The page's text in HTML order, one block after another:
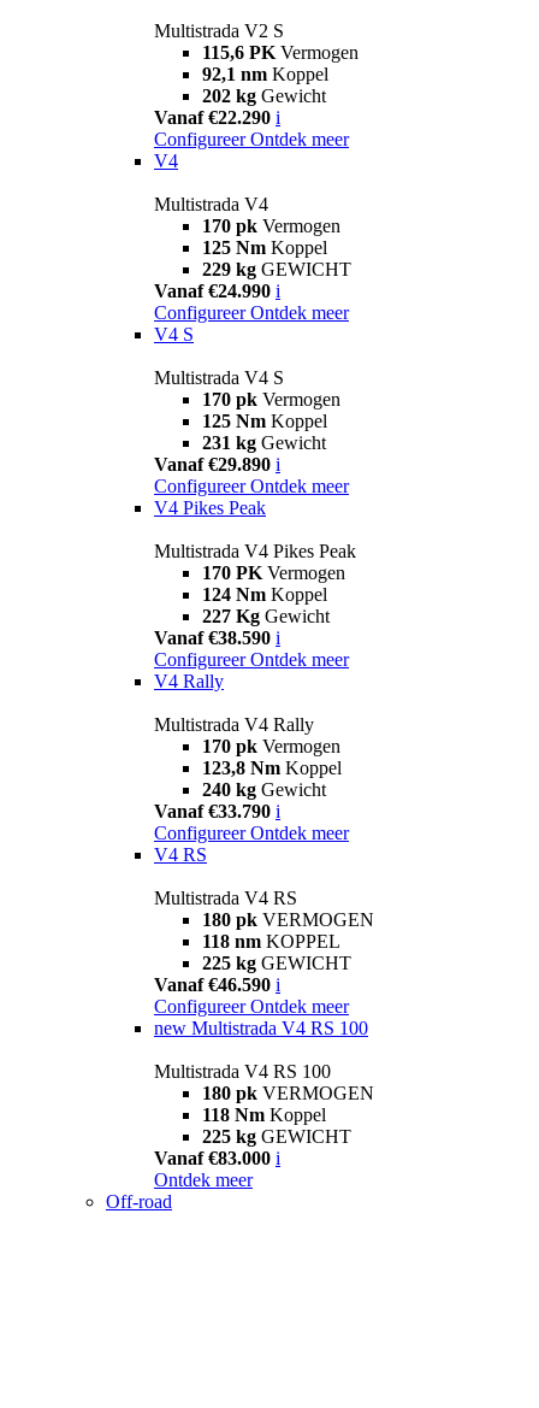
Multistrada V2 S
115,6 PK Vermogen
92,1 nm Koppel
202 kg Gewicht
Vanaf €22.290 i
Configureer Ontdek meer
V4
Multistrada V4
170 pk Vermogen
125 Nm Koppel
229 kg GEWICHT
Vanaf €24.990 i
Configureer Ontdek meer
V4 S
Multistrada V4 S
170 pk Vermogen
125 Nm Koppel
231 kg Gewicht
Vanaf €29.890 i
Configureer Ontdek meer
V4 Pikes Peak
Multistrada V4 Pikes Peak
170 PK Vermogen
124 Nm Koppel
227 Kg Gewicht
Vanaf €38.590 i
Configureer Ontdek meer
V4 Rally
Multistrada V4 Rally
170 pk Vermogen
123,8 Nm Koppel
240 kg Gewicht
Vanaf €33.790 i
Configureer Ontdek meer
V4 RS
Multistrada V4 RS
180 pk VERMOGEN
118 nm KOPPEL
225 kg GEWICHT
Vanaf €46.590 i
Configureer Ontdek meer
new Multistrada V4 RS 100
Multistrada V4 RS 100
180 pk VERMOGEN
118 Nm Koppel
225 kg GEWICHT
Vanaf €83.000 i
Ontdek meer
Off-road